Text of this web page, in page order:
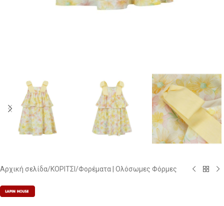
Αρχική σελίδα/ΚΟΡΙΤΣΙ /Φορέματα | Ολόσωμες Φόρμες